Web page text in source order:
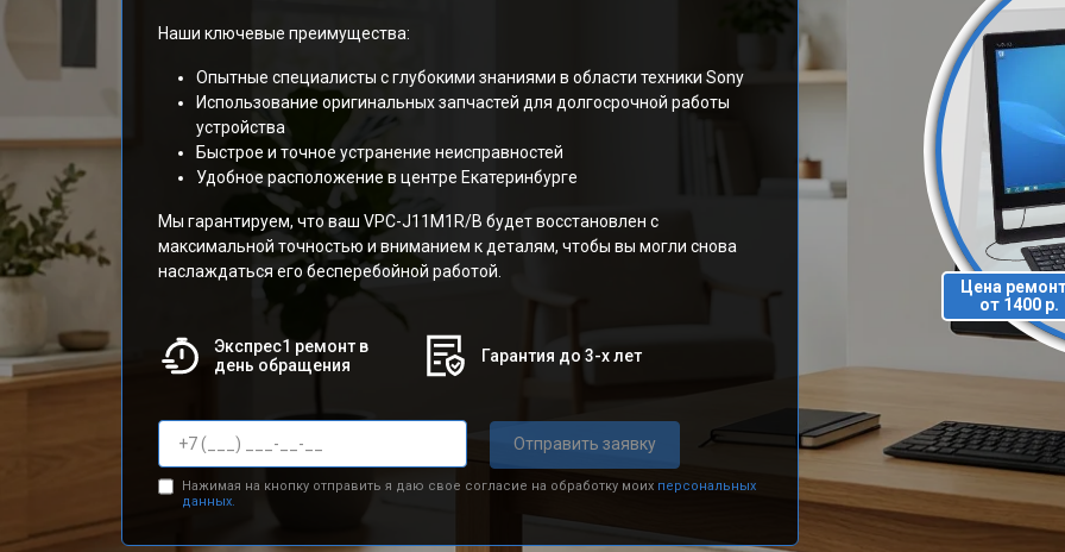
Наши ключевые преимущества:
Опытные специалисты с глубокими знаниями в области техники Sony
Использование оригинальных запчастей для долгосрочной работы
устройства
Быстрое и точное устранение неисправностей
Удобное расположение в центре Екатеринбурге
Мы гарантируем, что ваш VPC-J11M1R/B будет восстановлен с
максимальной точностью и вниманием к деталям, чтобы вы могли снова
наслаждаться его бесперебойной работой.
Экспрес1 ремонт в
день обращения
Гарантия до 3-х лет
Отправить заявку
Нажимая на кнопку отправить я даю свое согласие на обработку моих персональных
данных.
Цена
от 1400 р.